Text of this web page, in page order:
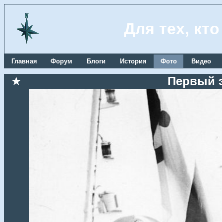
Для тех,
Главная Форум Блоги История Фото Видео
★ Первый